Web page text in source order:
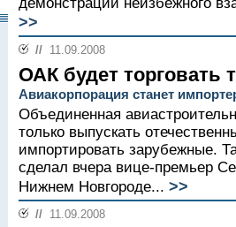
>>
// 11.09.2008
ОАК будет торговать
Авиакорпорация станет
Объединенная
только выпускать
импортировать зарубежные.
сделал вчера вице-премьер
Нижнем Новгороде... >>
// 11.09.2008